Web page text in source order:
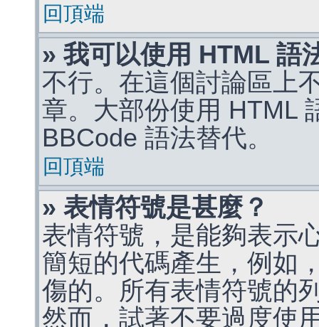
回頂端
» 我可以使用 HTML 語
不行。在這個討論區上
章。大部份使用 HTML
BBCode 語法替代。
回頂端
» 表情符號是甚麼？
表情符號，是能夠表示
簡短的代碼產生，例如
傷的。所有表情符號的
然而，試著不要過度使